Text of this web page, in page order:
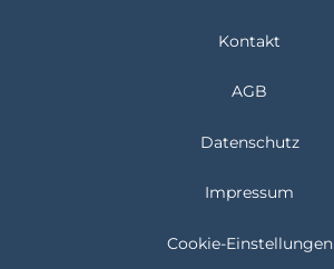
Kontakt
AGB
Datenschutz
Impressum
Cookie-Einstellungen